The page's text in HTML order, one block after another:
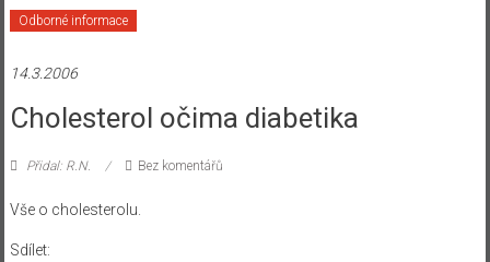
Odborné informace
14.3.2006
Cholesterol očima diabetika
Přidal: R.N. Bez komentářů
Vše o cholesterolu.
Sdílet: